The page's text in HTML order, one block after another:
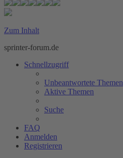
Zum Inhalt
sprinter-forum.de
Schnellzugriff
Unbeantwortete Themen
Aktive Themen
Suche
FAQ
Anmelden
Registrieren